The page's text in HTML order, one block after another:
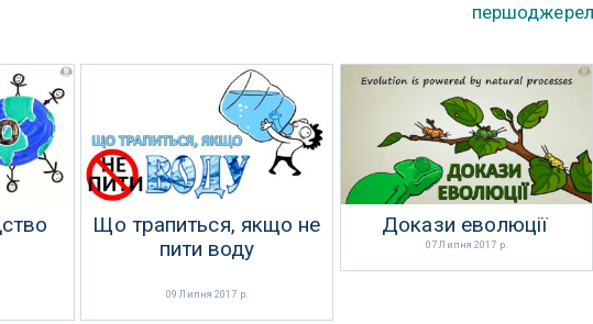
Що трапиться, якщо не
пити воду
09 Липня 2017 р.
Докази еволюції
07 Липня 2017 р.